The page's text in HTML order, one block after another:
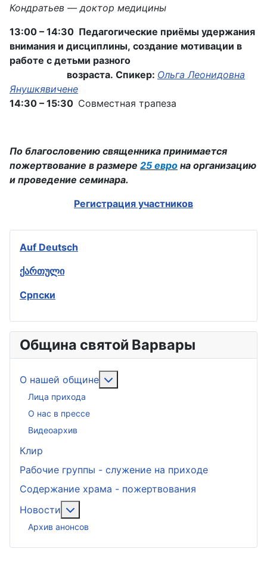
Кондратьев — доктор медицины
13:00 – 14:30 Педагогические приёмы удержания
внимания и дисциплины, создание мотивации в
работе с детьми разного
возраста. Спикер: Ольга Леонидовна
Янушкявичене
14:30 – 15:30 Совместная трапеза
По благословению священника принимается
пожертвование в размере 25 евро на организацию
и проведение семинара.
Регистрация участников
Auf Deutsch
ქართული
Српски
Община святой Варвары
О нашей общине
Лица прихода
О нас в прессе
Видеоархив
Клир
Рабочие группы - служение на приходе
Содержание храма - пожертвования
Новости
Архив анонсов